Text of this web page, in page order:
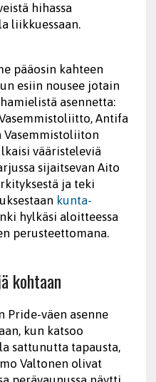
hihassa
liikkuessaan.
pääosin kahteen
esiin nousee jotain
asennetta:
Antifa
Vasemmistoliiton
vääristeleviä
sijaitsevan Aito
ja teki
kunta-
hylkäsi aloitteessa
perusteettomana.
kohtaan
Pride-väen asenne
kun katsoo
sattunutta tapausta,
Valtonen olivat